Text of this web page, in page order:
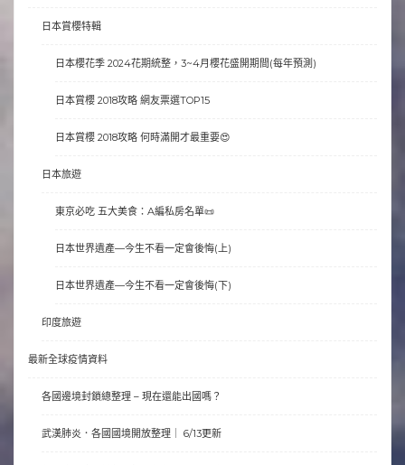
日本賞櫻特輯
日本櫻花季 2024花期統整，3~4月櫻花盛開期間(每年預測)
日本賞櫻 2018攻略 網友票選TOP15
日本賞櫻 2018攻略 何時滿開才最重要😍
日本旅遊
東京必吃 五大美食：A編私房名單📜
日本世界遺產—今生不看一定會後悔(上)
日本世界遺產—今生不看一定會後悔(下)
印度旅遊
最新全球疫情資料
各國邊境封鎖總整理 – 現在還能出國嗎？
武漢肺炎．各國國境開放整理｜ 6/13更新